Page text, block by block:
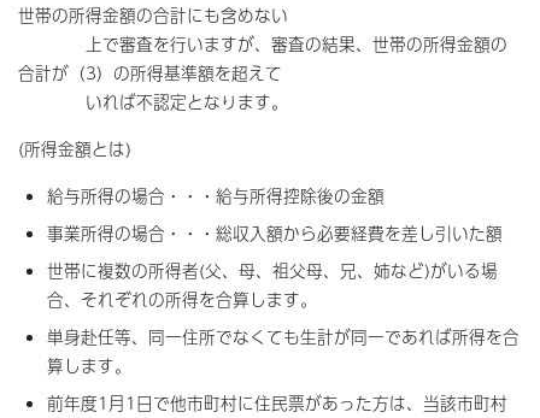
世帯の所得金額の合計にも含めない
上で審査を行いますが、審査の結果、世帯の所得金額の
合計が（3）の所得基準額を超えて
いれば不認定となります。
(所得金額とは)
給与所得の場合・・・給与所得控除後の金額
事業所得の場合・・・総収入額から必要経費を差し引いた額
世帯に複数の所得者(父、母、祖父母、兄、姉など)がいる場
合、それぞれの所得を合算します。
単身赴任等、同一住所でなくても生計が同一であれば所得を合
算します。
前年度1月1日で他市町村に住民票があった方は、当該市町村